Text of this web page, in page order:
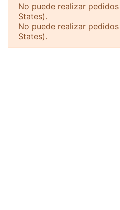
No puede realizar
States).
No puede realizar
States).